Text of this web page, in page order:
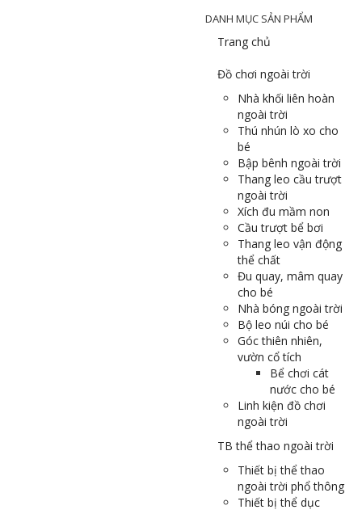
DANH MỤC SẢN PHẨM
Trang chủ
Đồ chơi ngoài trời
Nhà khối liên hoàn
ngoài trời
Thú nhún lò xo cho
bé
Bập bênh ngoài trời
Thang leo cầu trượt
ngoài trời
Xích đu mầm non
Cầu trượt bể bơi
Thang leo vận động
thể chất
Đu quay, mâm quay
cho bé
Nhà bóng ngoài trời
Bộ leo núi cho bé
Góc thiên nhiên,
vườn cổ tích
Bể chơi cát
nước cho bé
Linh kiện đồ chơi
ngoài trời
TB thể thao ngoài trời
Thiết bị thể thao
ngoài trời phổ thông
Thiết bị thể dục